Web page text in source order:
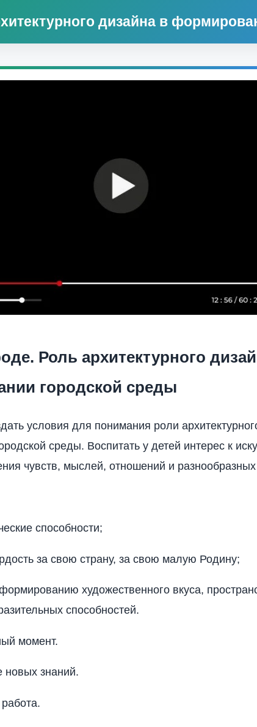
дизайна в
Роль архитектурного
городской среды
условия для понимания роли
среды. Воспитать у детей интерес к
чувств, мыслей, отношений и
способности;
за свою страну, за свою малую Родину;
художественного вкуса,
способностей.
момент.
новых знаний.